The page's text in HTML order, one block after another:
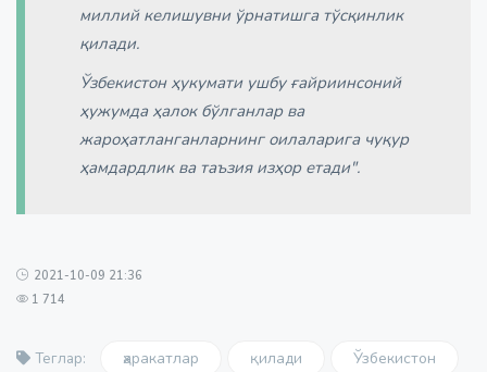
миллий келишувни ўрнатишга тўсқинлик
қилади.
Ўзбекистон ҳукумати ушбу ғайриинсоний
ҳужумда ҳалок бўлганлар ва
жароҳатланганларнинг оилаларига чуқур
ҳамдардлик ва таъзия изҳор етади".
2021-10-09 21:36
1 714
Теглар: ҳаракатлар қилади Ўзбекистон